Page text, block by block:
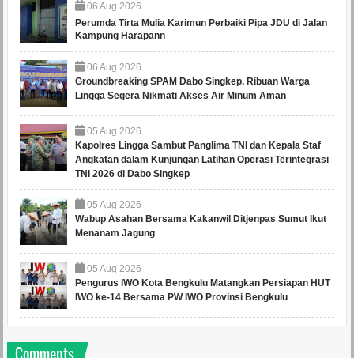
06 Aug 2026
Perumda Tirta Mulia Karimun Perbaiki Pipa JDU di Jalan
Kampung Harapann
06 Aug 2026
Groundbreaking SPAM Dabo Singkep, Ribuan Warga
Lingga Segera Nikmati Akses Air Minum Aman
05 Aug 2026
Kapolres Lingga Sambut Panglima TNI dan Kepala Staf
Angkatan dalam Kunjungan Latihan Operasi Terintegrasi
TNI 2026 di Dabo Singkep
05 Aug 2026
Wabup Asahan Bersama Kakanwil Ditjenpas Sumut Ikut
Menanam Jagung
05 Aug 2026
Pengurus IWO Kota Bengkulu Matangkan Persiapan HUT
IWO ke-14 Bersama PW IWO Provinsi Bengkulu